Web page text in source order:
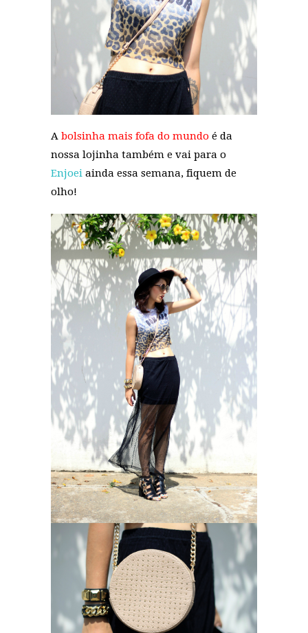
A bolsinha mais fofa do mundo é da
nossa lojinha também e vai para o
Enjoei ainda essa semana, fiquem de
olho!